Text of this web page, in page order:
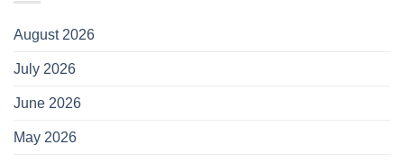
August 2026
July 2026
June 2026
May 2026